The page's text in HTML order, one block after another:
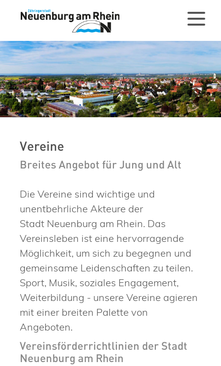
Vereine
Breites Angebot für Jung und Alt
Die Vereine sind wichtige und
unentbehrliche Akteure der
Stadt Neuenburg am Rhein. Das
Vereinsleben ist eine hervorragende
Möglichkeit, um sich zu begegnen und
gemeinsame Leidenschaften zu teilen.
Sport, Musik, soziales Engagement,
Weiterbildung - unsere Vereine agieren
mit einer breiten Palette von
Angeboten.
Vereinsförderrichtlinien der Stadt
Neuenburg am Rhein